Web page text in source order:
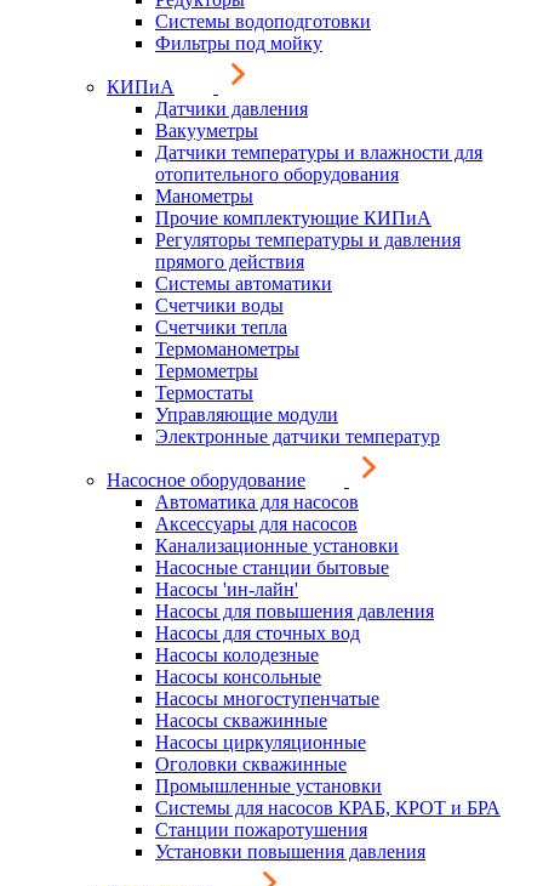
Системы водоподготовки
Фильтры под мойку
КИПиА
Датчики давления
Вакууметры
Датчики температуры и влажности для
отопительного оборудования
Манометры
Прочие комплектующие КИПиА
Регуляторы температуры и давления
прямого действия
Системы автоматики
Счетчики воды
Счетчики тепла
Термоманометры
Термометры
Термостаты
Управляющие модули
Электронные датчики температур
Насосное оборудование
Автоматика для насосов
Аксессуары для насосов
Канализационные установки
Насосные станции бытовые
Насосы 'ин-лайн'
Насосы для повышения давления
Насосы для сточных вод
Насосы колодезные
Насосы консольные
Насосы многоступенчатые
Насосы скважинные
Насосы циркуляционные
Оголовки скважинные
Промышленные установки
Системы для насосов КРАБ, КРОТ и БРА
Станции пожаротушения
Установки повышения давления